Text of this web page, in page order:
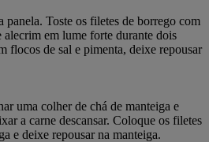
panela. Toste os filetes de borrego com
alecrim em lume forte durante dois
flocos de sal e pimenta, deixe repousar
uma colher de chá de manteiga e
a carne descansar. Coloque os filetes
e deixe repousar na manteiga.